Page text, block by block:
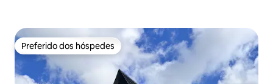
Preferido dos hóspedes
Preferido dos hóspedes